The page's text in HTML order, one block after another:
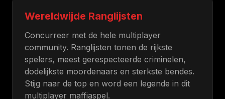
Wereldwijde Ranglijsten
Concurreer met de hele multiplayer
community. Ranglijsten tonen de rijkste
spelers, meest gerespecteerde criminelen,
dodelijkste moordenaars en sterkste bendes.
Stijg naar de top en word een legende in dit
multiplayer maffiaspel.